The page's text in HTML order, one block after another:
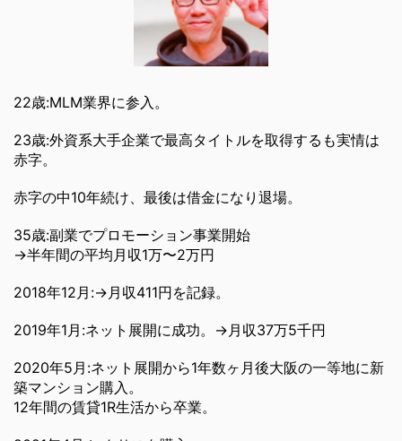
22歳:MLM業界に参入。
23歳:外資系大手企業で最高タイトルを取得するも実情は
赤字。
赤字の中10年続け、最後は借金になり退場。
35歳:副業でプロモーション事業開始
→半年間の平均月収1万〜2万円
2018年12月:→月収411円を記録。
2019年1月:ネット展開に成功。→月収37万5千円
2020年5月:ネット展開から1年数ヶ月後大阪の一等地に新
築マンション購入。
12年間の賃貸1R生活から卒業。